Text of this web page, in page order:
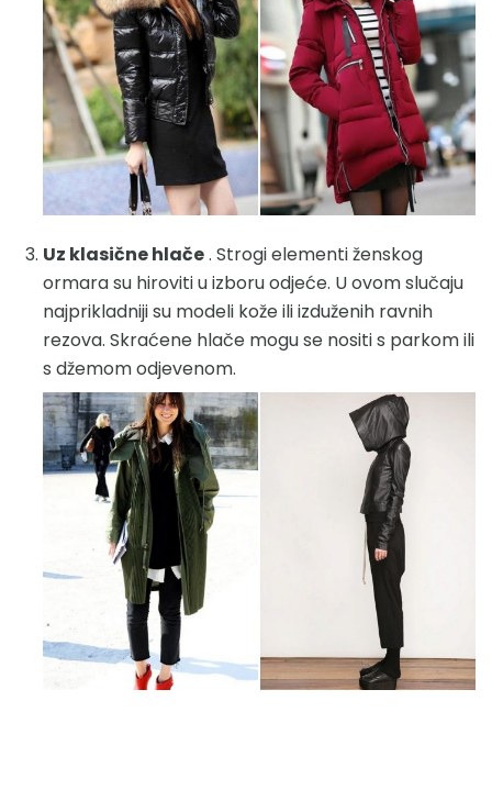
Uz klasične hlače. Strogi elementi ženskog
ormara su hiroviti u izboru odjeće. U ovom slučaju
najprikladniji su modeli kože ili izduženih ravnih
rezova. Skraćene hlače mogu se nositi s parkom ili
s džemom odjevenom.